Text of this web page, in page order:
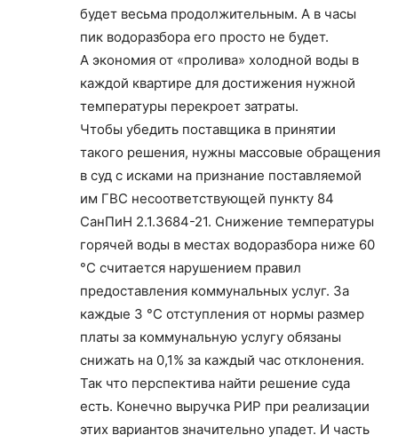
будет весьма продолжительным. А в часы
пик водоразбора его просто не будет.
А экономия от «пролива» холодной воды в
каждой квартире для достижения нужной
температуры перекроет затраты.
Чтобы убедить поставщика в принятии
такого решения, нужны массовые обращения
в суд с исками на признание поставляемой
им ГВС несоответствующей пункту 84
СанПиН 2.1.3684-21. Снижение температуры
горячей воды в местах водоразбора ниже 60
°C считается нарушением правил
предоставления коммунальных услуг. За
каждые 3 °C отступления от нормы размер
платы за коммунальную услугу обязаны
снижать на 0,1% за каждый час отклонения.
Так что перспектива найти решение суда
есть. Конечно выручка РИР при реализации
этих вариантов значительно упадет. И часть